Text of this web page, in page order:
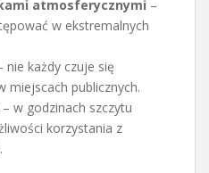
atmosferycznymi –
w ekstremalnych
nie każdy czuje się
miejscach publicznych.
– w godzinach szczytu
korzystania z